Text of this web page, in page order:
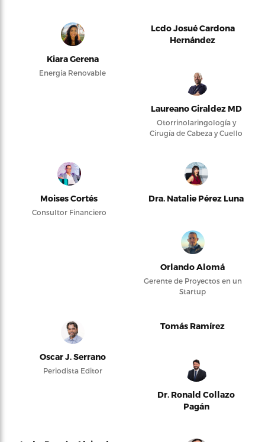
Kiara Gerena
Energía Renovable
Lcdo Josué Cardona
Hernández
Laureano Giraldez MD
Otorrinolaringología y
Cirugía de Cabeza y Cuello
Moises Cortés
Consultor Financiero
Dra. Natalie Pérez Luna
Orlando Alomá
Gerente de Proyectos en un
Startup
Oscar J. Serrano
Periodista Editor
Tomás Ramírez
Dr. Ronald Collazo
Pagán